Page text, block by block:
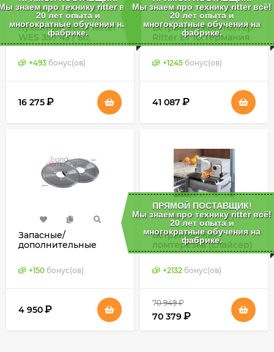
знаем про технику ritter всё!
20 лет опыта и
многократные обучения на
фабрике.
Кухонные весы Ritter
WES 35 / 45 / 60,
Германия
+493 бонус(ов)
16 275₽
Мы знаем про технику ritter всё!
20 лет опыта и
многократные обучения на
фабрике.
Встраиваемый тостер
Ritter ET 10, Германия
+1245 бонус(ов)
41 087 ₽
Запасные/
дополнительные
(слайсеров) Ritter
+150 бонус(ов)
4 950₽
ПРЯМОЙ ПОСТАВЩИК!
Мы знаем про технику ritter всё!
20 лет опыта и
многократные обучения на
фабрике.
Встраиваемая
ломтерезка (слайсер)
Ritter AES 52 S,
Германия
+2132 бонус(ов)
70 949 ₽
70 379₽